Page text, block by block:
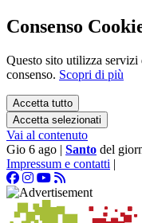
Consenso
Questo sito utilizza
consenso. Scopri di più
Accetta tutto
Accetta selezionati
Vai al contenuto
Gio 6 ago | Santo del
Impressum e contatti |